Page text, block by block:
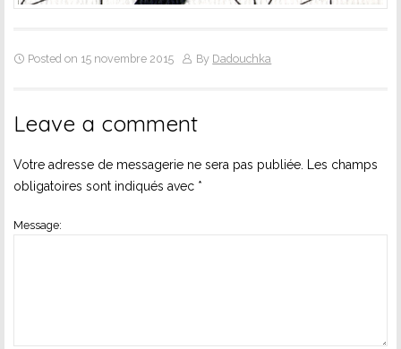
Posted on 15 novembre 2015 By Dadouchka
Leave a comment
Votre adresse de messagerie ne sera pas publiée.
Les champs
obligatoires sont indiqués avec *
Message: